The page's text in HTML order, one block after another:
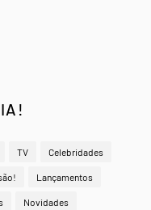
TV Celebridades
Lançamentos
Novidades